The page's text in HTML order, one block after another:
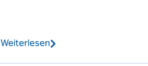
Weiterlesen